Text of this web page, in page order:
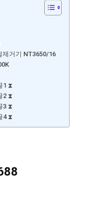
제거기 NT3650/16
1 ⧗
2 ⧗
3 ⧗
4 ⧗